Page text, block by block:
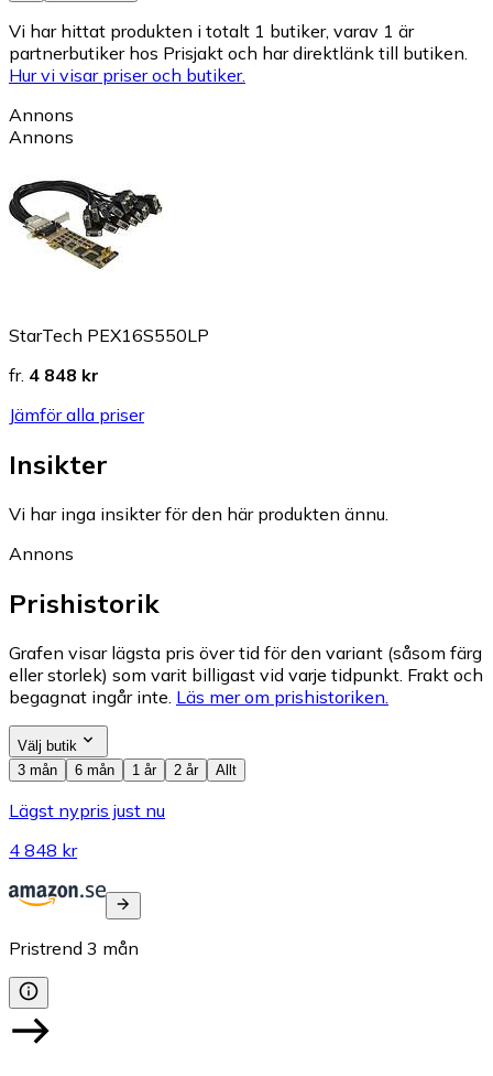
Vi har hittat produkten i totalt 1 butiker, varav 1 är
partnerbutiker hos Prisjakt och har direktlänk till butiken.
Hur vi visar priser och butiker.
Annons
Annons
StarTech PEX16S550LP
fr. 4 848 kr
Jämför alla priser
Insikter
Vi har inga insikter för den här produkten ännu.
Annons
Prishistorik
Grafen visar lägsta pris över tid för den variant (såsom färg
eller storlek) som varit billigast vid varje tidpunkt. Frakt och
begagnat ingår inte. Läs mer om prishistoriken.
Välj butik
3 mån
6 mån 1 år 2 år Allt
Lägst nypris just nu
4 848 kr
Pristrend 3 mån